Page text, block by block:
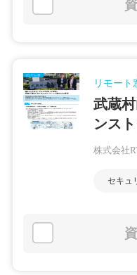
リモート
武蔵
ンス
株式会社
セキュ